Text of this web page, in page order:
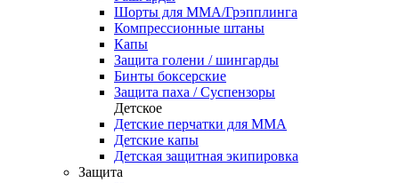
Шорты для ММА/Грэпплинга
Компрессионные штаны
Капы
Защита голени / шингарды
Бинты боксерские
Защита паха / Суспензоры
Детское
Детские перчатки для ММА
Детские капы
Детская защитная экипировка
Защита